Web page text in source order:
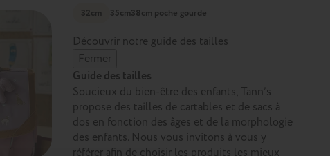
32cm 35cm38cm poche gourde
Découvrir notre guide des tailles
Fermer
Guide des tailles
Soucieux du bien-être des enfants, Tann’s
propose des tailles de cartables et de sacs à
dos en fonction des âges et de la morphologie
des enfants. Nous vous invitons à vous y
référer afin de choisir les produits les mieux